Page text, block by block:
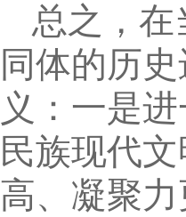
总之，在
同体的历
义：一是
民族现代
高、凝聚